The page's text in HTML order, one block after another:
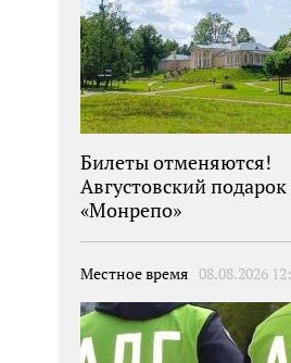
Билеты отменяются!
Августовский подарок
«Монрепо»
Местное время 08.08.2026